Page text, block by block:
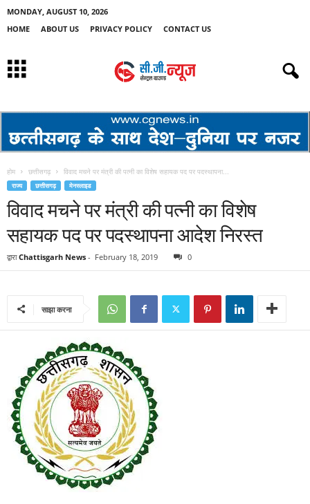
MONDAY, AUGUST 10, 2026
HOME
ABOUT US PRIVACY POLICY CONTACT US
होम छत्तीसगढ़ विवाद मचने पर मंत्री की पत्नी का विशेष सहायक पद पर पदस्थापना...
राज्य छत्तीसगढ़ मेनस्लाइड
विवाद मचने पर मंत्री की पत्नी का विशेष
सहायक पद पर पदस्थापना आदेश निरस्त
द्वारा Chattisgarh News - February 18, 2019 0
साझा करना